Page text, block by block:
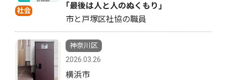
社会
｢最後は人と人のぬくもり｣
市と戸塚区社協の職員
神奈川区
2026.03.26
横浜市